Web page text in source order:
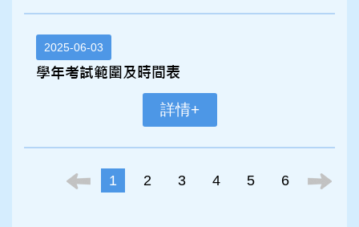
2025-06-03
學年考試範圍及時間表
詳情+
1 2 3 4 5 6